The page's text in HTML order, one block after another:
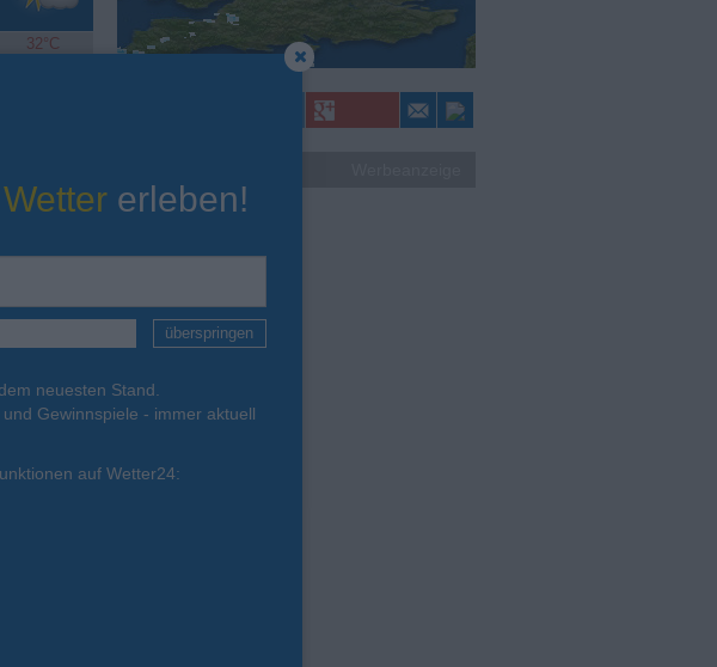
32°C
Mi. 19.08.
Wetter erleben!
überspringen
neuesten Stand.
Gewinnspiele - immer aktuell
auf Wetter24: